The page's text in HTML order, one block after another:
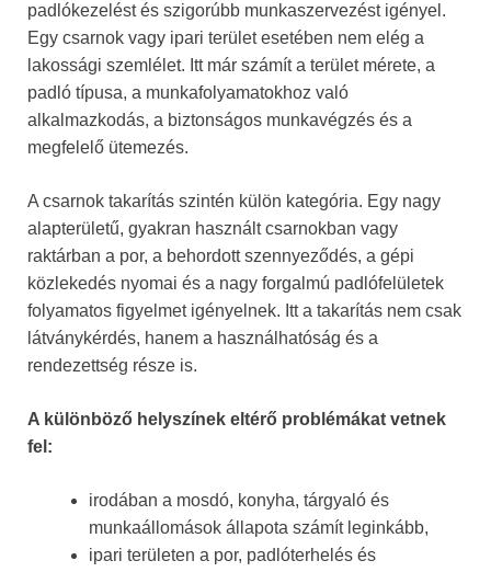
padlókezelést és szigorúbb munkaszervezést igényel.
Egy csarnok vagy ipari terület esetében nem elég a
lakossági szemlélet. Itt már számít a terület mérete, a
padló típusa, a munkafolyamatokhoz való
alkalmazkodás, a biztonságos munkavégzés és a
megfelelő ütemezés.
A csarnok takarítás szintén külön kategória. Egy nagy
alapterületű, gyakran használt csarnokban vagy
raktárban a por, a behordott szennyeződés, a gépi
közlekedés nyomai és a nagy forgalmú padlófelületek
folyamatos figyelmet igényelnek. Itt a takarítás nem csak
látványkérdés, hanem a használhatóság és a
rendezettség része is.
A különböző helyszínek eltérő problémákat vetnek
fel:
irodában a mosdó, konyha, tárgyaló és
munkaállomások állapota számít leginkább,
ipari területen a por, padlóterhelés és